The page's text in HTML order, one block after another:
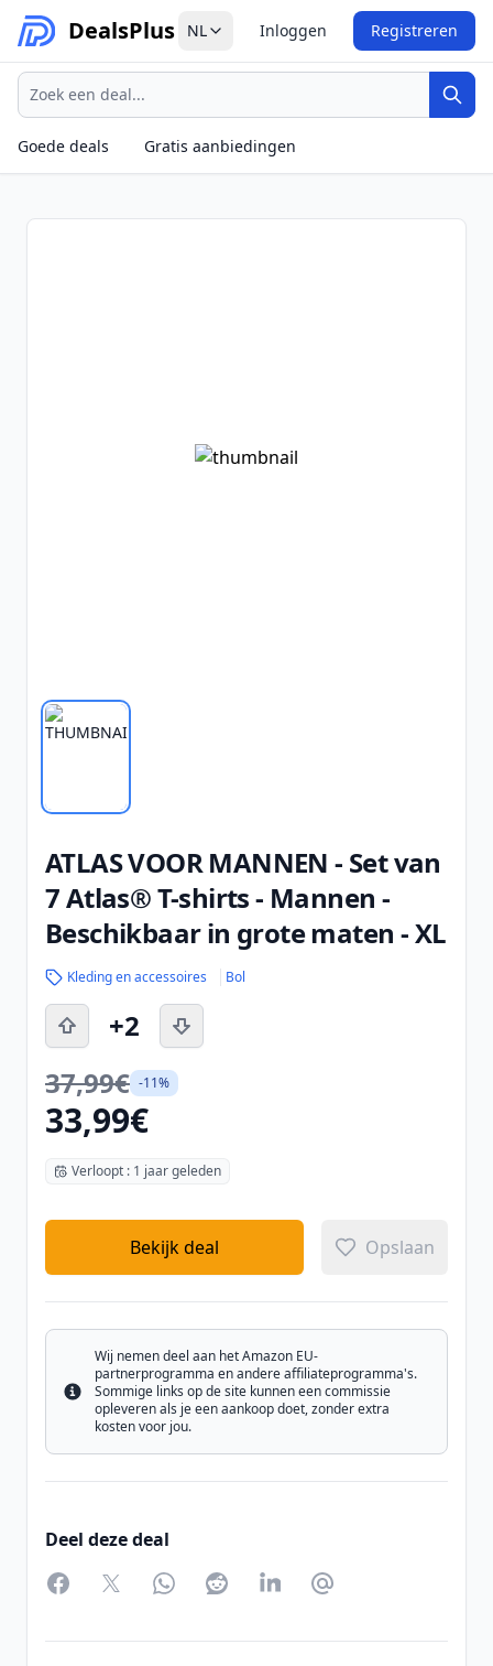
DealsPlus NL Inloggen Registreren
Zoeken
Goede deals
Gratis aanbiedingen
ATLAS VOOR MANNEN - Set van
7 Atlas® T-shirts - Mannen -
Beschikbaar in grote maten - XL
Kleding en accessoires Bol
+2
37,99€ -11%
33,99€
Verloopt : 1 jaar geleden
Bekijk deal Opslaan
Info
Wij nemen deel aan het Amazon EU-
partnerprogramma en andere affiliateprogramma's.
Sommige links op de site kunnen een commissie
opleveren als je een aankoop doet, zonder extra
kosten voor jou.
Deel deze deal
FacebookTwitterWhatsAppRedditLinkedInPartager par Email